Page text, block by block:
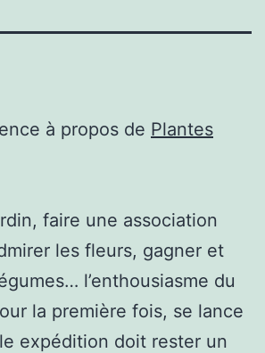
à propos de Plantes
faire une association
les fleurs, gagner et
l’enthousiasme du
la première fois, se lance
expédition doit rester un